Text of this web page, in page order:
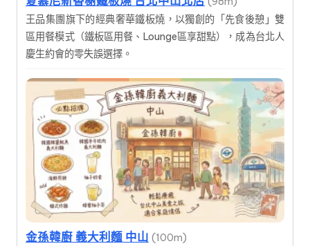
王品集團旗下的經典奢華鐵板燒，以獨創的「先食後憩」雙
區用餐模式（鐵板區用餐、Lounge區享甜點），成為台北人
慶生約會的零失誤選擇。
金孫韓廚 義大利麵 中山 (100m)